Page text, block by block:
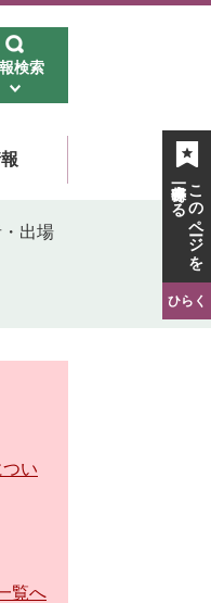
検索
出場
い
覧へ
このページを
一時保存する
ひらく